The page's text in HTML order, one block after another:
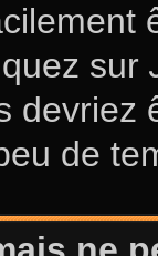
sur
devriez
de